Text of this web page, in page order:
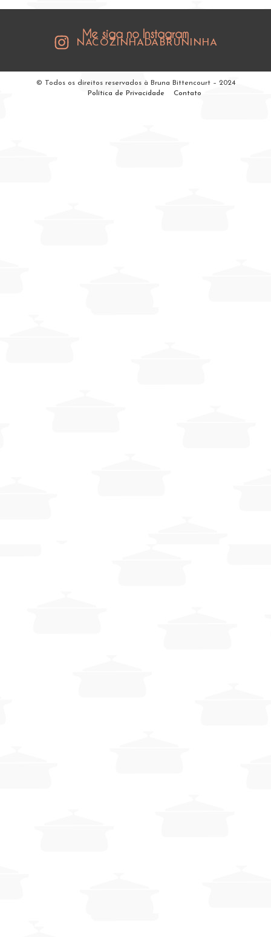
Me siga no Instagram
NACOZINHADABRUNINHA
© Todos os direitos reservados à Bruna Bittencourt – 2024
Política de Privacidade
Contato